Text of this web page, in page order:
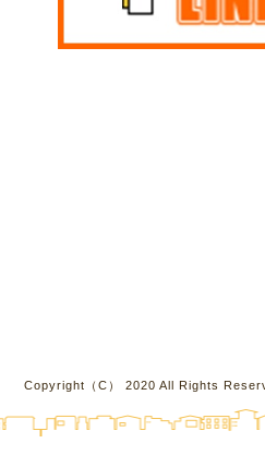
Copyright（C） 2020 All Rights